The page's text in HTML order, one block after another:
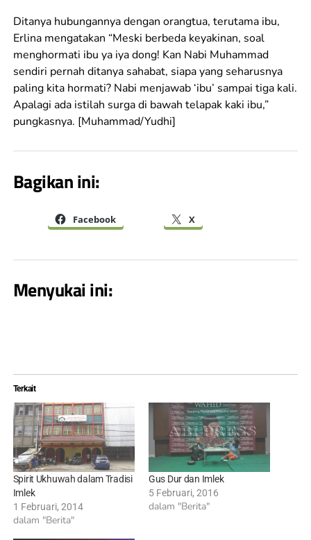
Ditanya hubungannya dengan orangtua, terutama ibu,
Erlina mengatakan “Meski berbeda keyakinan, soal
menghormati ibu ya iya dong! Kan Nabi Muhammad
sendiri pernah ditanya sahabat, siapa yang seharusnya
paling kita hormati? Nabi menjawab ‘ibu’ sampai tiga kali.
Apalagi ada istilah surga di bawah telapak kaki ibu,”
pungkasnya. [Muhammad/Yudhi]
Bagikan ini:
Facebook X
Menyukai ini:
Terkait
Spirit Ukhuwah dalam Tradisi
Imlek
1 Februari, 2014
dalam "Berita"
Gus Dur dan Imlek
5 Februari, 2016
dalam "Berita"